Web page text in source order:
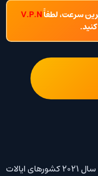
سرعت، لطفاًV.P.N
فیلم Ron’s Gone Wrong محصول سال 2021 کشورهای ایالات